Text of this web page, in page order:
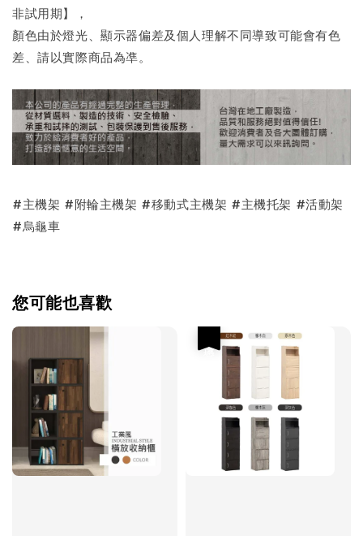
非試用期】，
顏色由於燈光、顯示器偏差及個人理解不同導致可能會有色
差、請以實際商品為凖。
#主機架 #附輪主機架 #移動式主機架 #主機托架 #活動架
#烏龜車
您可能也喜歡